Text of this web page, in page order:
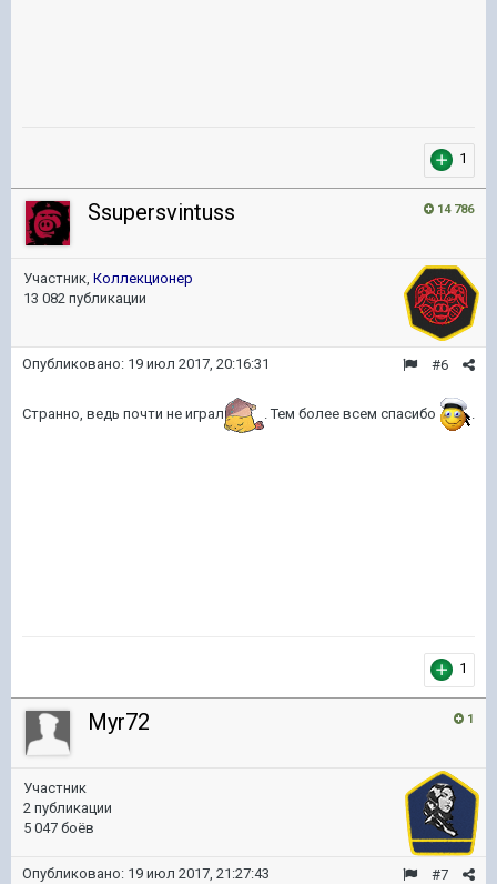
1
14 786
Ssupersvintuss
Участник, Коллекционер
13 082 публикации
#6
Опубликовано: 19 июл 2017, 20:16:31
Странно, ведь почти не играл . Тем более всем спасибо .
1
1
Myr72
Участник
2 публикации
5 047 боёв
#7
Опубликовано: 19 июл 2017, 21:27:43